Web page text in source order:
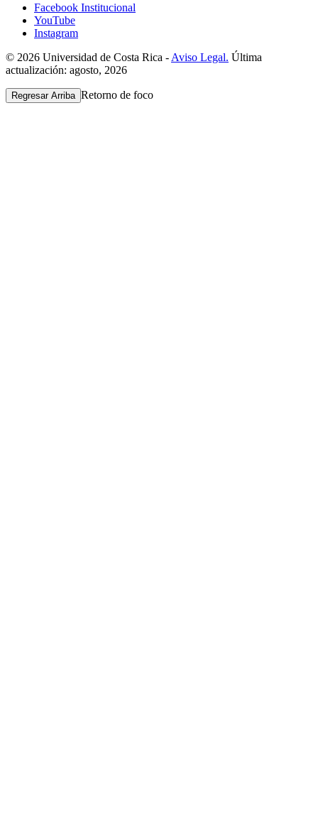
Facebook Institucional
YouTube
Instagram
© 2026 Universidad de Costa Rica - Aviso Legal. Última
actualización: agosto, 2026
Regresar Arriba Retorno de foco